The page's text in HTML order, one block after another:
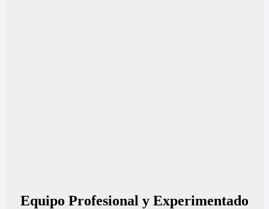
Equipo Profesional y Experimentado